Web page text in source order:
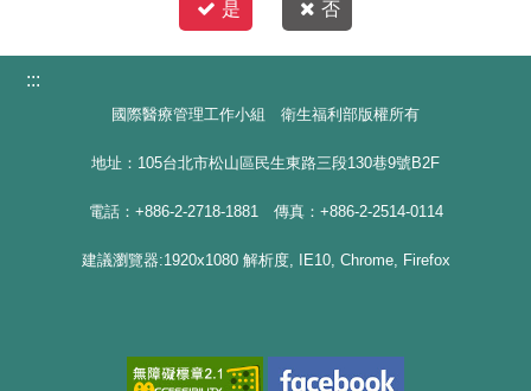
是 否
:::
國際醫療管理工作小組 衛生福利部版權所有
地址：105台北市松山區民生東路三段130巷9號B2F
電話：+886-2-2718-1881 傳真：+886-2-2514-0114
建議瀏覽器:1920x1080 解析度, IE10, Chrome, Firefox